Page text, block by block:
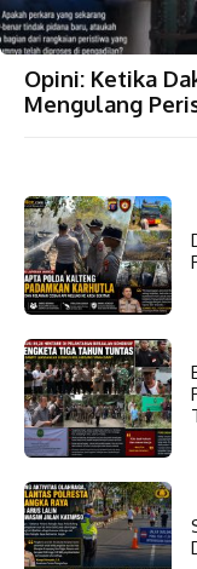
Opini: Ketika
Mengulang